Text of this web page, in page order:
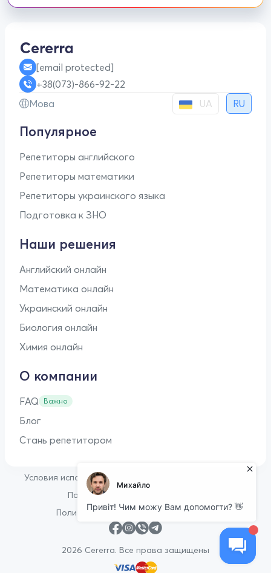
[email protected]
+38(073)-866-92-22
Мова
UA RU
Популярное
Репетиторы английского
Репетиторы математики
Репетиторы украинского языка
Подготовка к ЗНО
Наши решения
Английский онлайн
Математика онлайн
Украинский онлайн
Биология онлайн
Химия онлайн
О компании
FAQ Важно
Блог
Стань репетитором
2026 Cererra. Все права защищены
Условия использования
Политика конфиденциальности
Политика в отношении файлов cookie